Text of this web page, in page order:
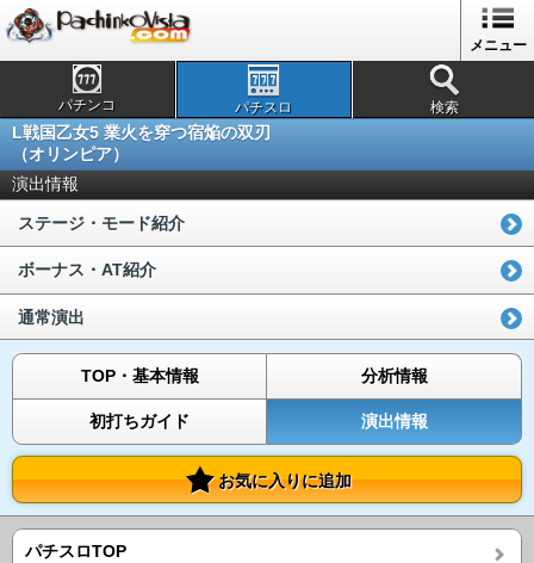
メニュー
パチンコ パチスロ 検索
L戦国乙女5 業火を穿つ宿焔の双刃
（オリンピア）
演出情報
ステージ・モード紹介
ボーナス・AT紹介
通常演出
TOP・基本情報 分析情報
初打ちガイド 演出情報
お気に入りに追加
パチスロTOP